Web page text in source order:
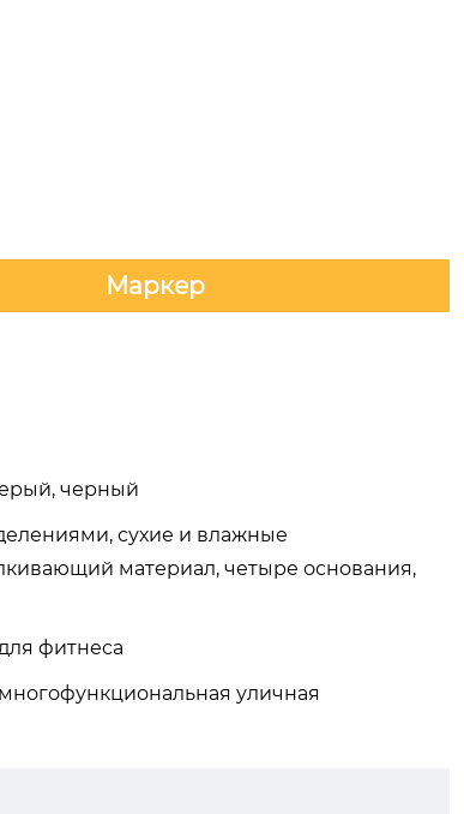
Маркер
черный
сухие и влажные
материал, четыре основания,
фитнеса
уличная